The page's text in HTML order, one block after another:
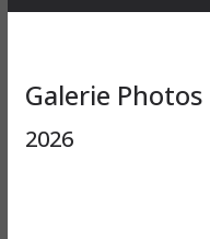
Galerie Photos
2026